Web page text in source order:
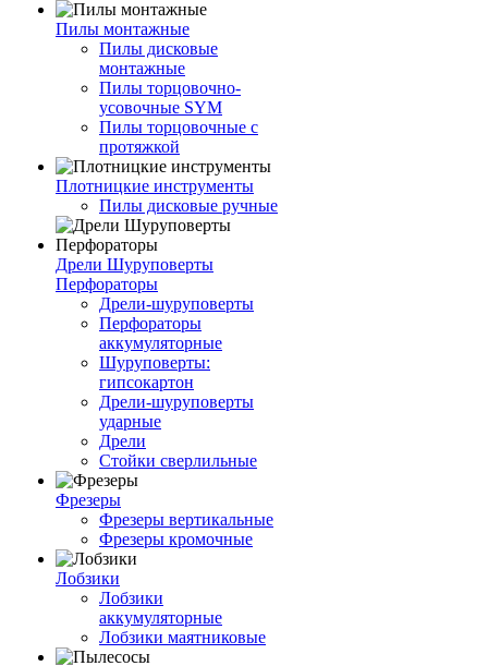
Пилы монтажные
Пилы дисковые
монтажные
Пилы торцовочно-
усовочные SYM
Пилы торцовочные с
протяжкой
Плотницкие инструменты
Пилы дисковые ручные
Дрели Шуруповерты
Перфораторы
Дрели-шуруповерты
Перфораторы
аккумуляторные
Шуруповерты:
гипсокартон
Дрели-шуруповерты
ударные
Дрели
Стойки сверлильные
Фрезеры
Фрезеры вертикальные
Фрезеры кромочные
Лобзики
Лобзики
аккумуляторные
Лобзики маятниковые